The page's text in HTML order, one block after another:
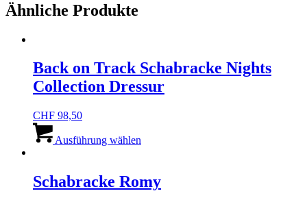
Ähnliche Produkte
Back on Track Schabracke Nights
Collection Dressur
CHF 98,50
Ausführung wählen
auf.
Schabracke Romy